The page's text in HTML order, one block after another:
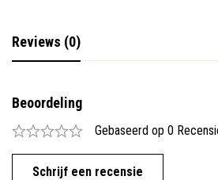
Reviews (0)
Beoordeling
Gebaseerd op 0
Schrijf een recensie